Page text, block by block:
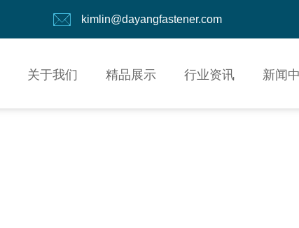
kimlin@dayangfastener.com
关于我们 精品展示 行业资讯 新闻